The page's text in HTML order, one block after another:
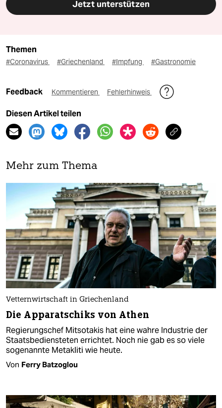
Jetzt unterstützen
Themen
#Coronavirus #Griechenland #Impfung #Gastronomie
Feedback Kommentieren Fehlerhinweis
Diesen Artikel teilen
Mehr zum Thema
Vetternwirtschaft in Griechenland
Die Apparatschiks von Athen
Regierungschef Mitsotakis hat eine wahre Industrie der
Staatsbediensteten errichtet. Noch nie gab es so viele
sogenannte Metakliti wie heute.
Von Ferry Batzoglou